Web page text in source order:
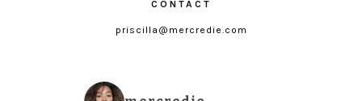
CONTACT
priscilla@mercredie.com